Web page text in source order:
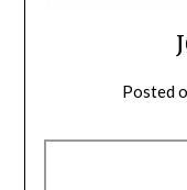
Posted